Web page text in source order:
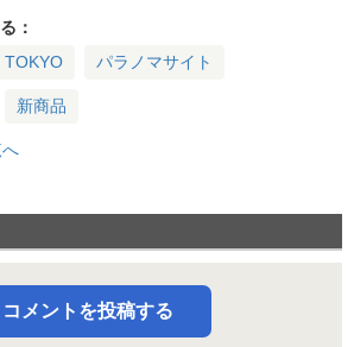
：
TOKYO
パラノマサイト
新商品
コメントを投稿する